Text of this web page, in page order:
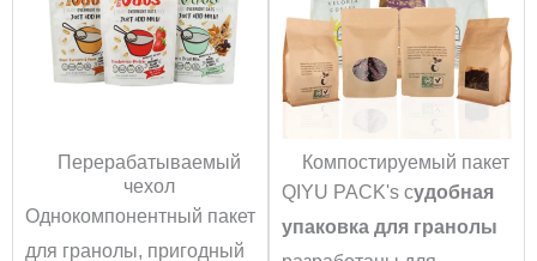
Перерабатываемый
чехол
Однокомпонентный пакет
для гранолы, пригодный
Компостируемый пакет
QIYU PACK's cудобная
упаковка для гранолы